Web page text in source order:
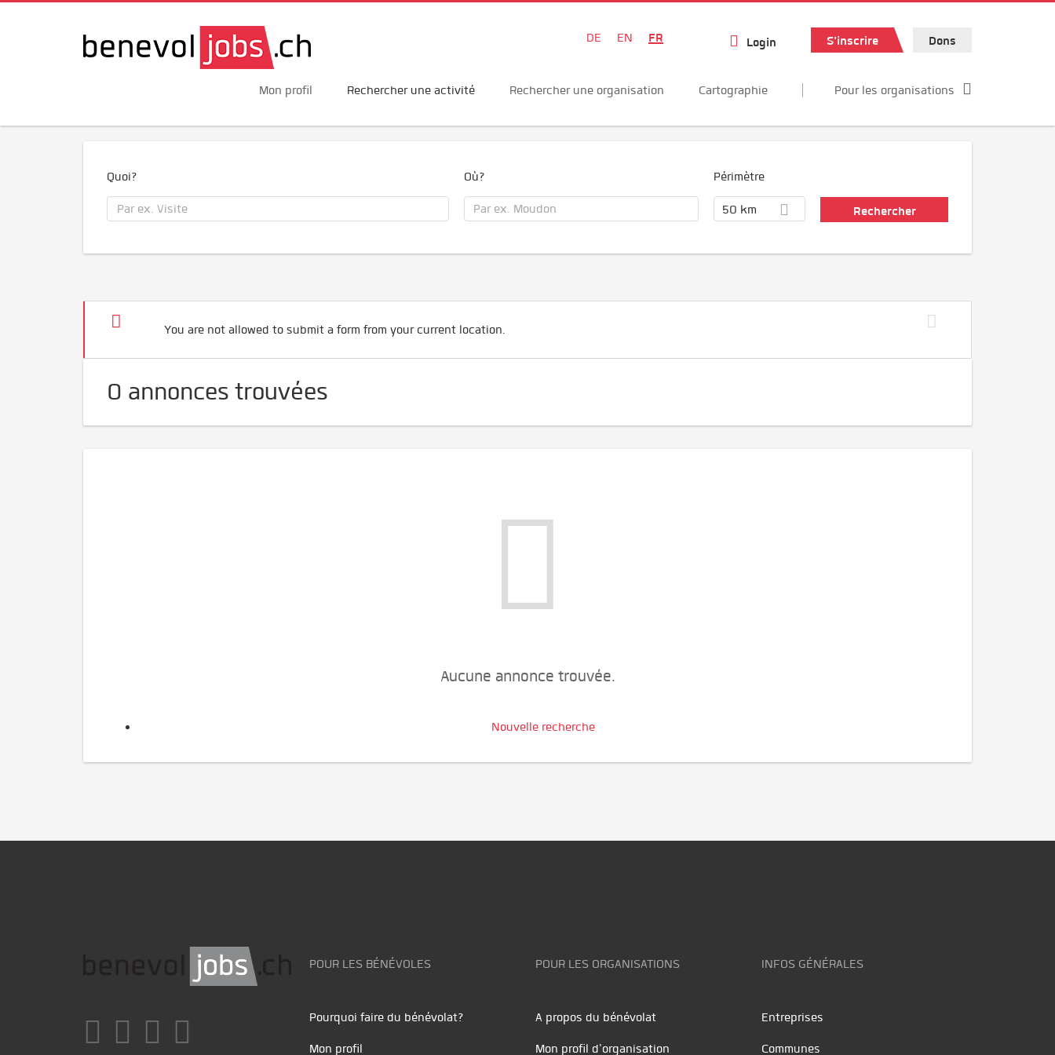
DE EN FR Login S'inscrire Dons
Mon profil Rechercher une activité Rechercher une organisation Cartographie Pour les organisations
Quoi? Où? Périmètre
50 km
You are not allowed to submit a form from your current location.
0 annonces trouvées
Aucune annonce trouvée.
Nouvelle recherche
POUR LES BÉNÉVOLES
Pourquoi faire du bénévolat?
Mon profil
POUR LES ORGANISATIONS
A propos du bénévolat
Mon profil d'organisation
INFOS GÉNÉRALES
Entreprises
Communes